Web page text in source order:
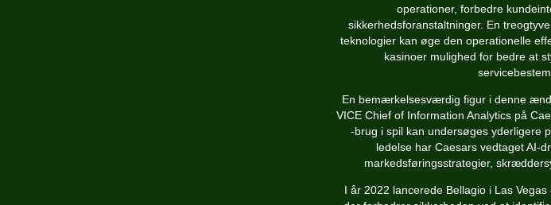
operationer, forbedre
sikkerhedsforanstaltninger. En
teknologier kan øge den operationelle
kasinoer mulighed for bedre at
En bemærkelsesværdig figur i denne
VICE Chief of Information Analytics på
-brug i spil kan undersøges yderligere
ledelse har Caesars vedtaget AI-
markedsføringsstrategier,
I år 2022 lancerede Bellagio i Las